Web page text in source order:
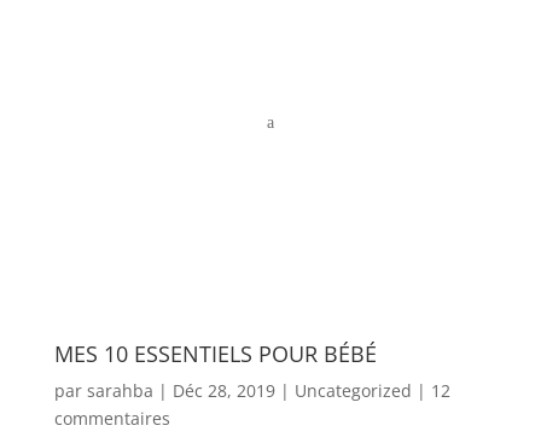
a
MES 10 ESSENTIELS POUR BÉBÉ
par sarahba | Déc 28, 2019| Uncategorized | 12
commentaires